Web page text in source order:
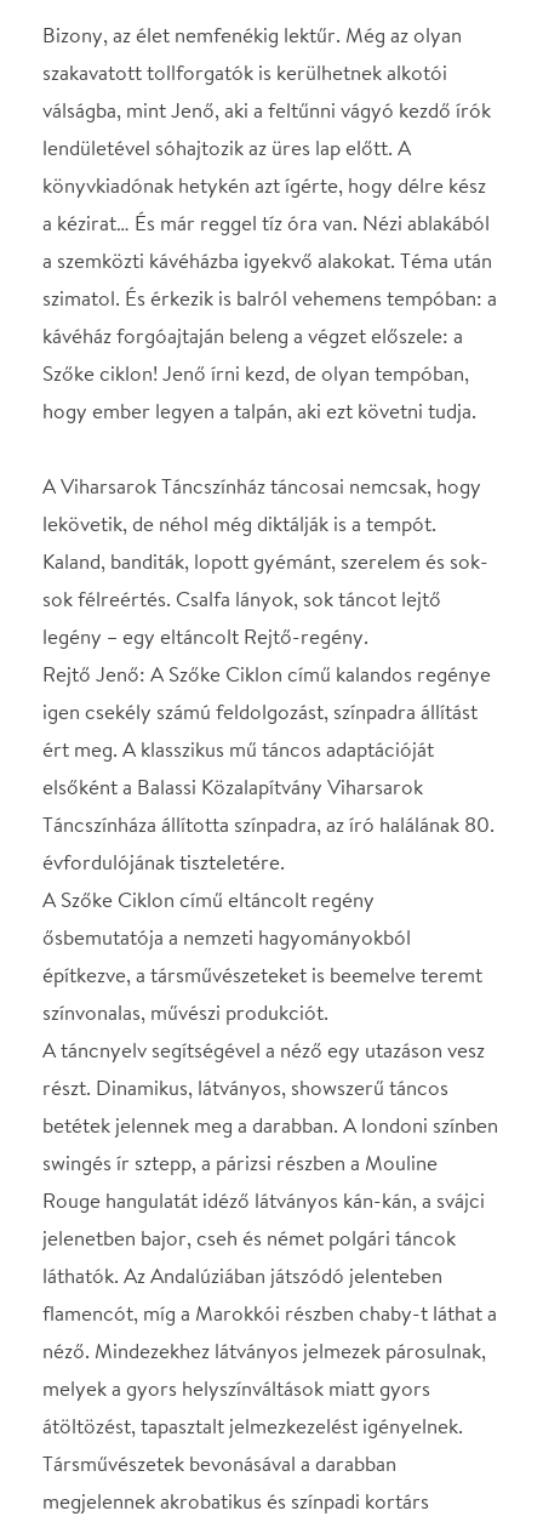
a szemközti kávéházba igyekvő alakokat. Téma után
szimatol. És érkezik is balról vehemens tempóban: a
kávéház forgóajtaján beleng a végzet előszele: a
Szőke ciklon! Jenő írni kezd, de olyan tempóban,
hogy ember legyen a talpán, aki ezt követni tudja.
A Viharsarok Táncszínház táncosai nemcsak, hogy
lekövetik, de néhol még diktálják is a tempót.
Kaland, banditák, lopott gyémánt, szerelem és sok-
sok félreértés. Csalfa lányok, sok táncot lejtő
Rejtő Jenő: A Szőke Ciklon című kalandos regénye
igen csekély számú feldolgozást, színpadra állítást
elsőként a Balassi Közalapítvány Viharsarok
Táncszínháza állította színpadra, az író halálának 80.
évfordulójának tiszteletére.
A Szőke Ciklon című eltáncolt regény
ősbemutatója a nemzeti hagyományokból
építkezve, a társművészeteket is beemelve teremt
színvonalas, művészi produkciót.
A táncnyelv segítségével a néző egy utazáson vesz
részt. Dinamikus, látványos, showszerű táncos
swingés ír sztepp, a párizsi részben a Mouline
Rouge hangulatát idéző látványos kán-kán, a svájci
jelenetben bajor, cseh és német polgári táncok
láthatók. Az Andalúziában játszódó jelenteben
flamencót, míg a Marokkói részben chaby-t láthat a
néző. Mindezekhez látványos jelmezek párosulnak,
átöltözést, tapasztalt jelmezkezelést igényelnek.
Társművészetek bevonásával a darabban
megjelennek akrobatikus és színpadi kortárs
elemek.
A darabban a narrátor szerepét (aki RejtőJenő – P.
Jászai Mari-díjas színművész alakítja.
Evelyn Weston: Fazekas Döníz
Lord Bannister: Oláh Dániel
Charles Gordon: ifj. Mlinár Pál
Rayne: Tóth Luca
Corned-Beef: Gáspár Bendegúz
Mr. Knickerbock: Vig Péter
Gréte Wollishoff: Kis Anna Borbála
Oscar: Sefkovics Máté